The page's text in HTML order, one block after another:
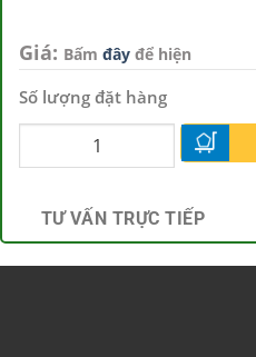
Giá: Bấm đây để hiện
Số lượng đặt hàng
TƯ VẤN TRỰC TIẾP